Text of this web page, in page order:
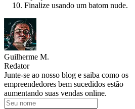
Finalize usando um batom nude.
Guilherme M.
Redator
Junte-se ao nosso blog e saiba como os
empreendedores bem sucedidos estão
aumentando suas vendas online.